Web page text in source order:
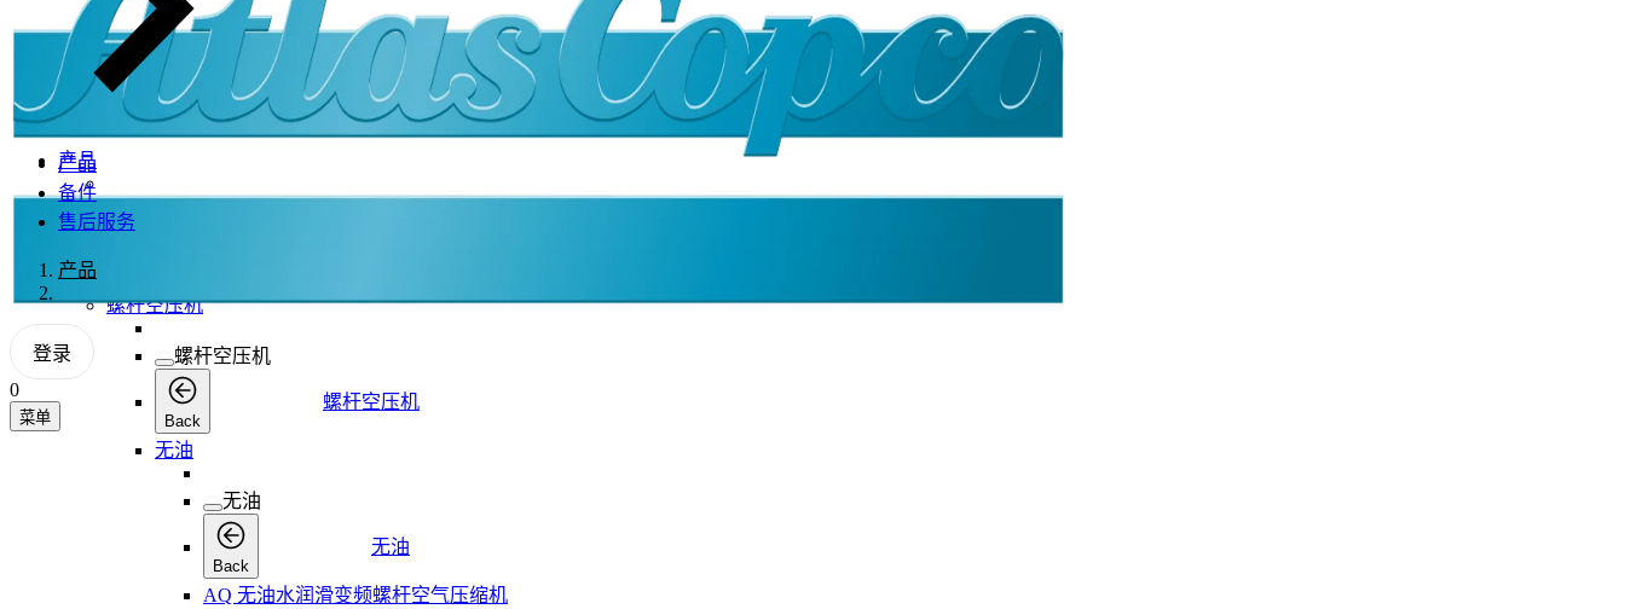
产品
备件
售后服务
产品
登录
0
菜单
产品
产品
螺杆空压机
螺杆空压机
Back
螺杆空压机
无油
无油
Back
无油
AQ 无油水润滑变频螺杆空气压缩机